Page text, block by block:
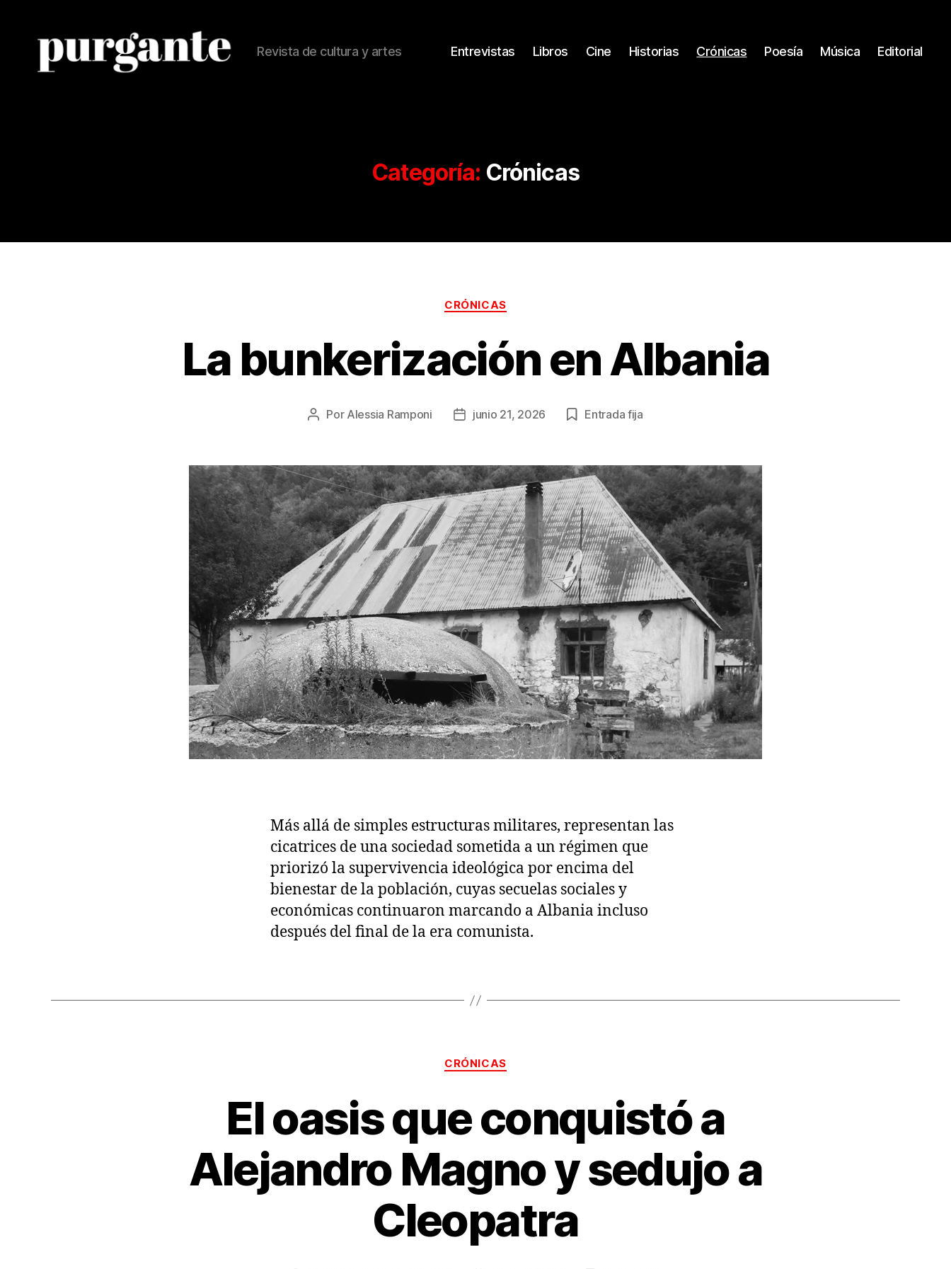
Revista de cultura y artes Entrevistas Libros Cine Historias Crónicas Poesía Música Editorial
Categoría: Crónicas
Categorías
CRÓNICAS
La bunkerización en Albania
Autor
publicación
Por Alessia Ramponi
Fecha
publicación
junio 21, 2026 Entrada fija
Más allá de simples estructuras militares, representan las
cicatrices de una sociedad sometida a un régimen que
priorizó la supervivencia ideológica por encima del
bienestar de la población, cuyas secuelas sociales y
económicas continuaron marcando a Albania incluso
después del final de la era comunista.
Categorías
CRÓNICAS
El oasis que conquistó a
Alejandro Magno y sedujo a
Cleopatra